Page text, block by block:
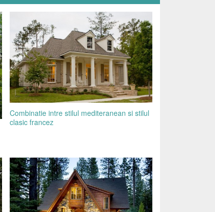
Combinatie intre stilul mediteranean si stilul
clasic francez